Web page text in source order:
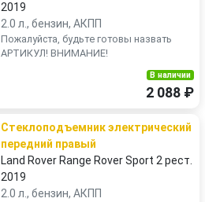
2019
2.0 л., бензин, АКПП
Пожалуйста, будьте готовы назвать
АРТИКУЛ! ВНИМАНИЕ!
В наличии
2 088 ₽
Стеклоподъемник электрический
передний правый
Land Rover Range Rover Sport 2 рест.
2019
2.0 л., бензин, АКПП